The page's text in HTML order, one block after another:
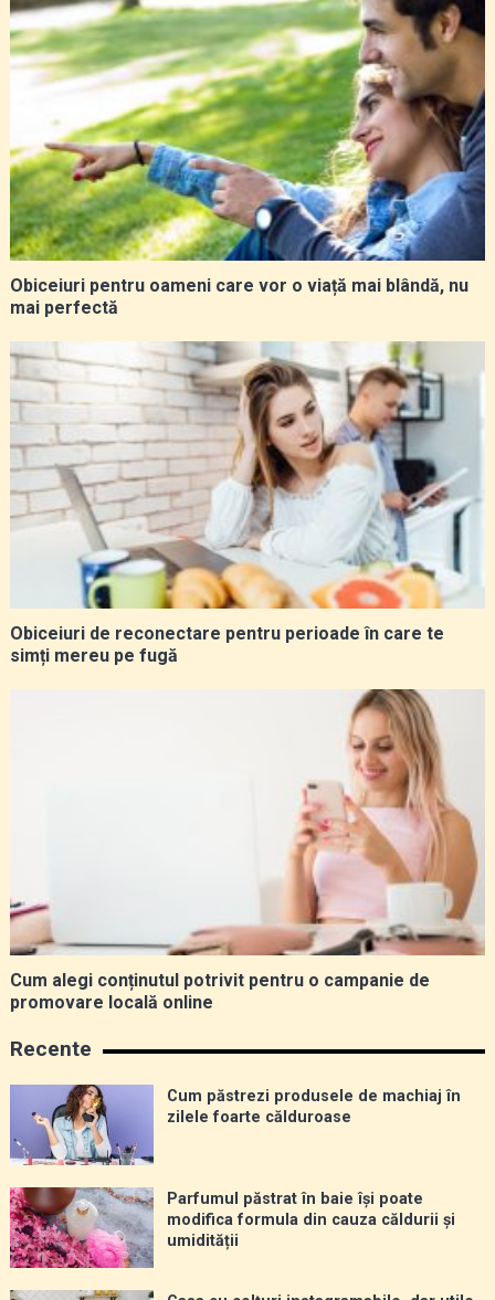
Obiceiuri pentru oameni care vor o viață mai blândă, nu
mai perfectă
Obiceiuri de reconectare pentru perioade în care te
simți mereu pe fugă
Cum alegi conținutul potrivit pentru o campanie de
promovare locală online
Recente
Cum păstrezi produsele de machiaj în
zilele foarte călduroase
Parfumul păstrat în baie își poate
modifica formula din cauza căldurii și
umidității